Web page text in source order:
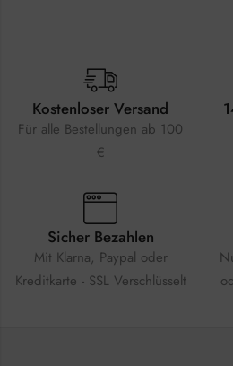
Kostenloser Versand
Für alle Bestellungen ab 100
€
Sicher Bezahlen
Mit Klarna, Paypal oder
Kreditkarte - SSL Verschlüsselt